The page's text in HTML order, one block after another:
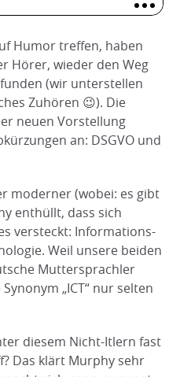
Humor treffen, haben
Hörer, wieder den Weg
(wir unterstellen
Zuhören 😉). Die
neuen Vorstellung
an: DSGVO und
moderner (wobei: es gibt
enthüllt, dass sich
versteckt: Informations-
Weil unsere beiden
Muttersprachler
„ICT“ nur selten
diesem Nicht-Itlern fast
Das klärt Murphy sehr